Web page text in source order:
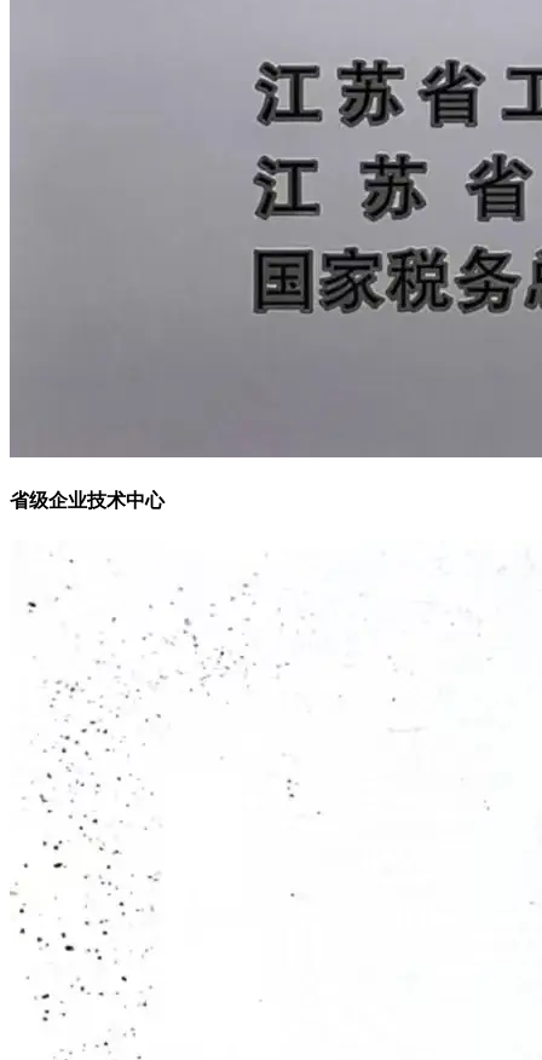
省级企业技术中心